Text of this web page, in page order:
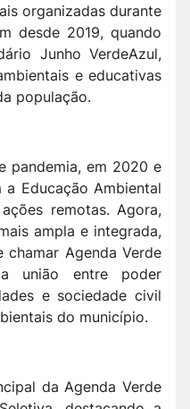
organizadas durante
desde 2019, quando
Junho VerdeAzul,
e educativas
população.
pandemia, em 2020 e
Educação Ambiental
remotas. Agora,
ampla e integrada,
Agenda Verde
a união entre poder
e sociedade civil
do município.
da Agenda Verde